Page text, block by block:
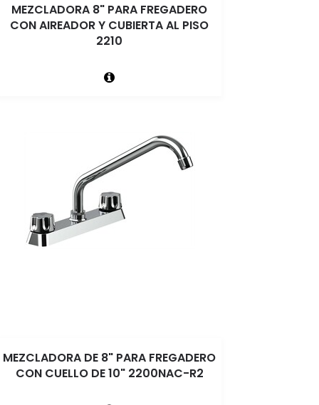
MEZCLADORA 8" PARA FREGADERO
CON AIREADOR Y CUBIERTA AL PISO
2210
MEZCLADORA DE 8" PARA FREGADERO
CON CUELLO DE 10" 2200NAC-R2